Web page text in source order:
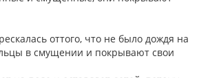
оттого, что не было дождя на
в смущении и покрывают свои